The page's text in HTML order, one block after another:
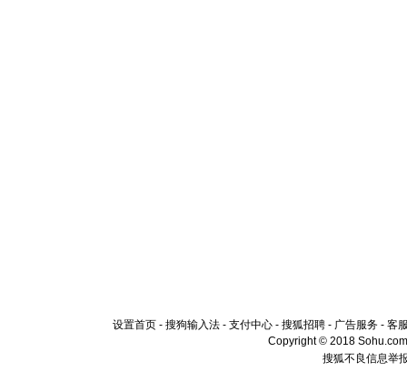
设置首页 - 搜狗输入法 - 支付中心 - 搜狐招聘 - 广告服务 - 客
Copyright © 2018
搜狐不良信息举